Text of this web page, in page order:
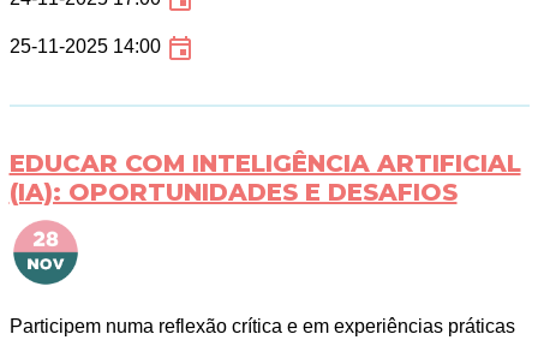
25-11-2025 14:00
EDUCAR COM INTELIGÊNCIA ARTIFICIAL
(IA): OPORTUNIDADES E DESAFIOS
Participem numa reflexão crítica e em experiências práticas